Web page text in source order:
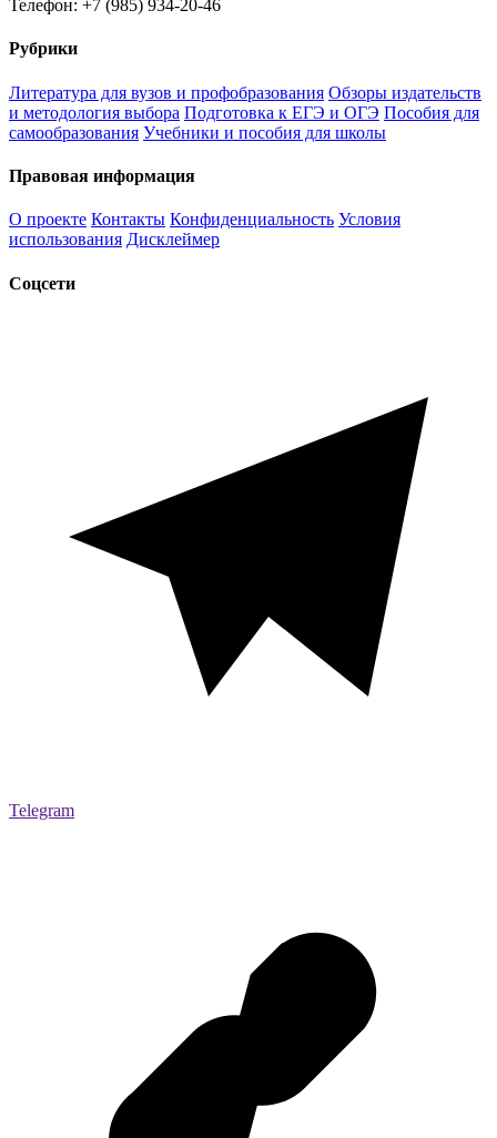
Телефон: +7 (985) 934-20-46
Рубрики
Литература для вузов и профобразования Обзоры издательств
и методология выбора Подготовка к ЕГЭ и ОГЭ Пособия для
самообразования Учебники и пособия для школы
Правовая информация
О проекте Контакты Конфиденциальность Условия
использования Дисклеймер
Соцсети
Telegram